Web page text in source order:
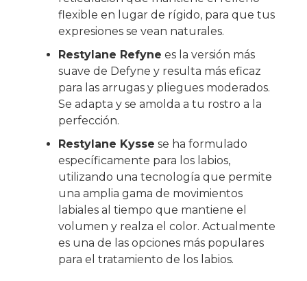
flexible en lugar de rígido, para que tus
expresiones se vean naturales.
Restylane Refyne es la versión más
suave de Defyne y resulta más eficaz
para las arrugas y pliegues moderados.
Se adapta y se amolda a tu rostro a la
perfección.
Restylane Kysse se ha formulado
específicamente para los labios,
utilizando una tecnología que permite
una amplia gama de movimientos
labiales al tiempo que mantiene el
volumen y realza el color. Actualmente
es una de las opciones más populares
para el tratamiento de los labios.